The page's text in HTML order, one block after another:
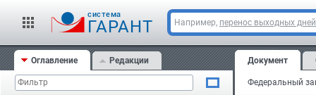
cистема
ГАРАНТ Например, перенос выходных дней
Оглавление Редакции Документ